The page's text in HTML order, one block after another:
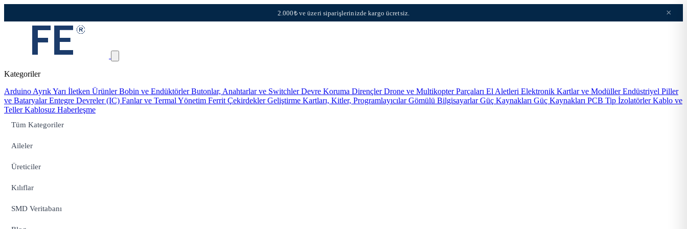
2.000₺ ve üzeri siparişlerinizde kargo ücretsiz. ×
Kategoriler
Arduino Ayrık Yarı İletken ÜrünlerBobin ve EndüktörlerButonlar, Anahtarlar ve SwitchlerDevre Koruma DirençlerDrone ve Multikopter Parçaları El Aletleri Elektronik Kartlar ve ModüllerEndüstriyel Piller
ve BataryalarEntegre Devreler (IC) Fanlar ve Termal Yönetim Ferrit ÇekirdeklerGeliştirme Kartları, Kitler, ProgramlayıcılarGömülü BilgisayarlarGüç Kaynakları Güç Kaynakları PCB Tip İzolatörlerKablo ve
TellerKablosuz Haberleşme
Tüm Kategoriler
Aileler
Üreticiler
Kılıflar
SMD Veritabanı